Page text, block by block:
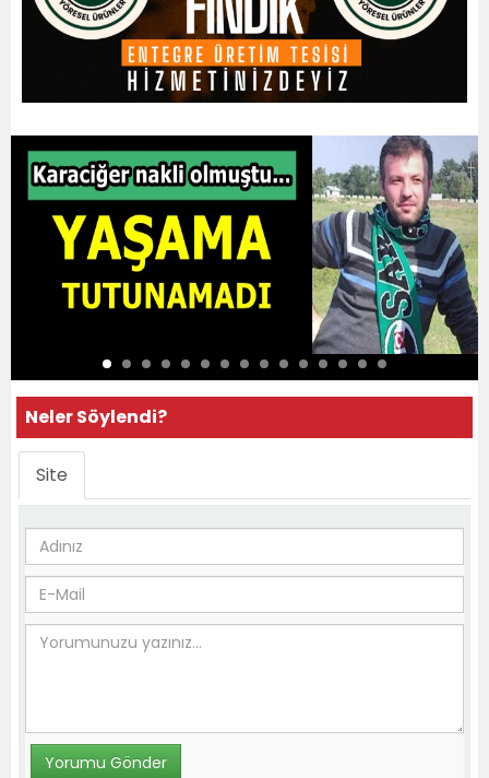
Neler Söylendi?
Site